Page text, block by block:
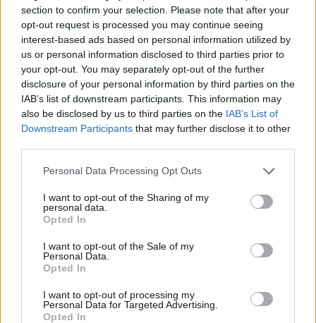
section to confirm your selection. Please note that after your
opt-out request is processed you may continue seeing
interest-based ads based on personal information utilized by
us or personal information disclosed to third parties prior to
your opt-out. You may separately opt-out of the further
disclosure of your personal information by third parties on the
IAB’s list of downstream participants. This information may
also be disclosed by us to third parties on the IAB’s List of
Downstream Participants that may further disclose it to other
Personal Data Processing Opt Outs
I want to opt-out of the Sharing of my
personal data.
Opted In
I want to opt-out of the Sale of my
Personal Data.
Opted In
I want to opt-out of processing my
Personal Data for Targeted Advertising.
Opted In
Krimi
Policie připomíná: Auto není trezor
Krimi
Každý sedmý řidič měl problém. Policie
při víkendové akci na Příbramsku odhalila
30 přestupků
Čtvrtina řidičů při kontrole na Příbramsku
neobstála. Policie o prázdninách zpřísní
dohled na silnicích